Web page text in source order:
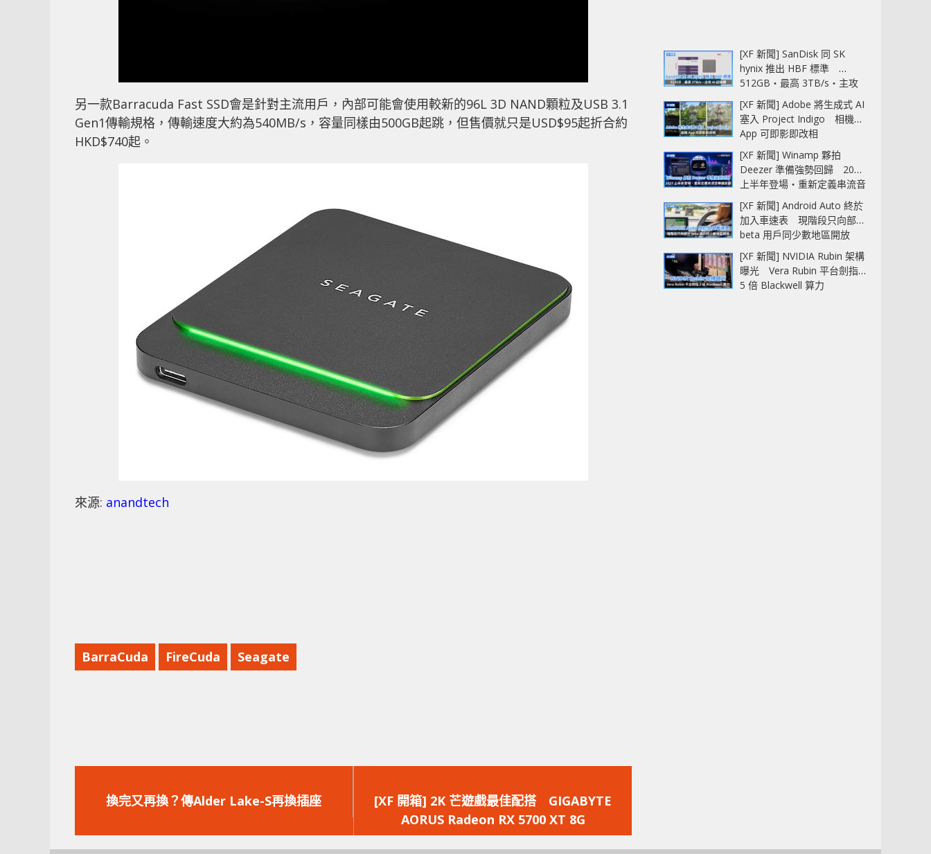
另一款Barracuda Fast SSD會是針對主流用戶，內部可能會使用較新的96L 3D NAND顆粒及USB 3.1
Gen1傳輸規格，傳輸速度大約為540MB/s，容量同樣由500GB起跳，但售價就只是USD$95起折合約
HKD$740起。
來源: anandtech
BarraCuda FireCuda Seagate
一
文
換完又再換？傳Alder Lake-S再換插座
一
篇
文
[XF 開箱] 2K 芒遊戲最佳配搭 GIGABYTE
AORUS Radeon RX 5700 XT 8G
[XF 新聞] SanDisk 同 SK
hynix 推出 HBF 標準
512GB‧最高 3TB/s‧主攻
AI 記憶體
[XF 新聞] Adobe 將生成式 AI
塞入 Project Indigo 相機
App 可即影即改相
[XF 新聞] Winamp 夥拍
Deezer 準備強勢回歸 2027
上半年登場‧重新定義串流音
樂播放器
[XF 新聞] Android Auto 終於
加入車速表 現階段只向部分
beta 用戶同少數地區開放
[XF 新聞] NVIDIA Rubin 架構
曝光 Vera Rubin 平台劍指
5 倍 Blackwell 算力